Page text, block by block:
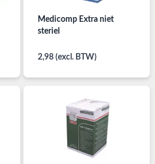
Medicomp Extra niet
steriel
2,98 (excl. BTW)